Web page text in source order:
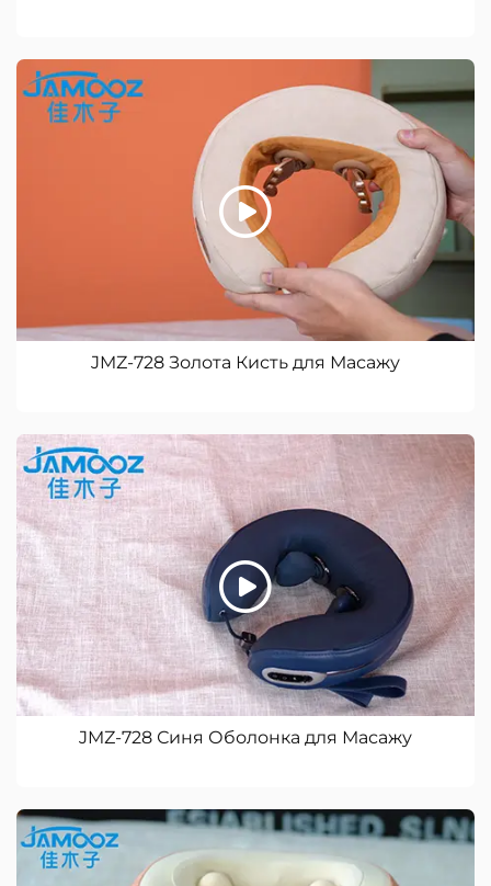
JMZ-728 Золота Кисть для Масажу
JMZ-728 Синя Оболонка для Масажу